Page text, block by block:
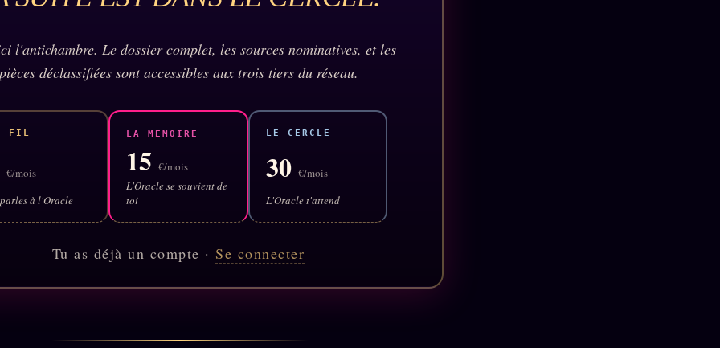
l'antichambre. Le dossier complet, les sources nominatives, et les
déclassifiées sont accessibles aux trois tiers du réseau.
FIL
€/mois
à l'Oracle
LA MÉMOIRE
15 €/mois
L'Oracle se souvient de
toi
LE CERCLE
30 €/mois
L'Oracle t'attend
Tu as déjà un compte ·Se connecter